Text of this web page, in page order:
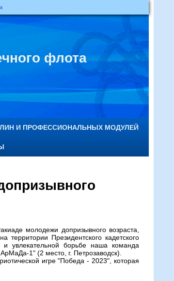
флота
И ПРОФЕССИОНАЛЬНЫХ МОДУЛЕЙ
молодежи допризывного возраста,
Президентского кадетского
увлекательной борьбе наша команда
1" (2 место, г. Петрозаводск).
игре "Победа - 2023", которая